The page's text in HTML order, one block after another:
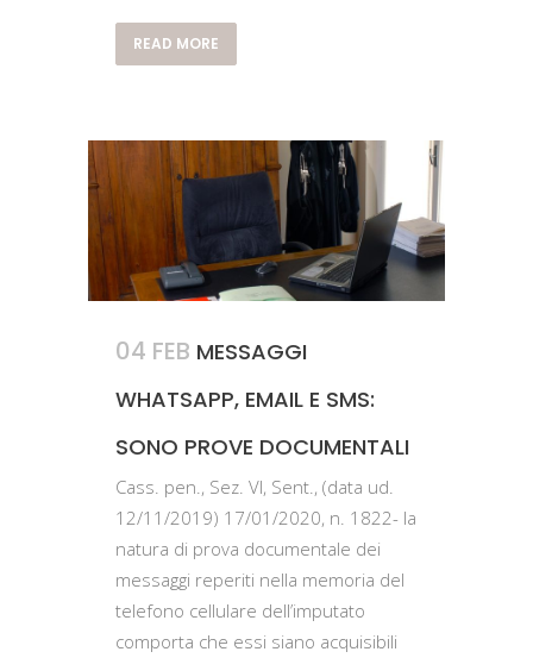
READ MORE
04 FEB MESSAGGI
WHATSAPP, EMAIL E SMS:
SONO PROVE DOCUMENTALI
Cass. pen., Sez. VI, Sent., (data ud.
12/11/2019) 17/01/2020, n. 1822- la
natura di prova documentale dei
messaggi reperiti nella memoria del
telefono cellulare dell’imputato
comporta che essi siano acquisibili